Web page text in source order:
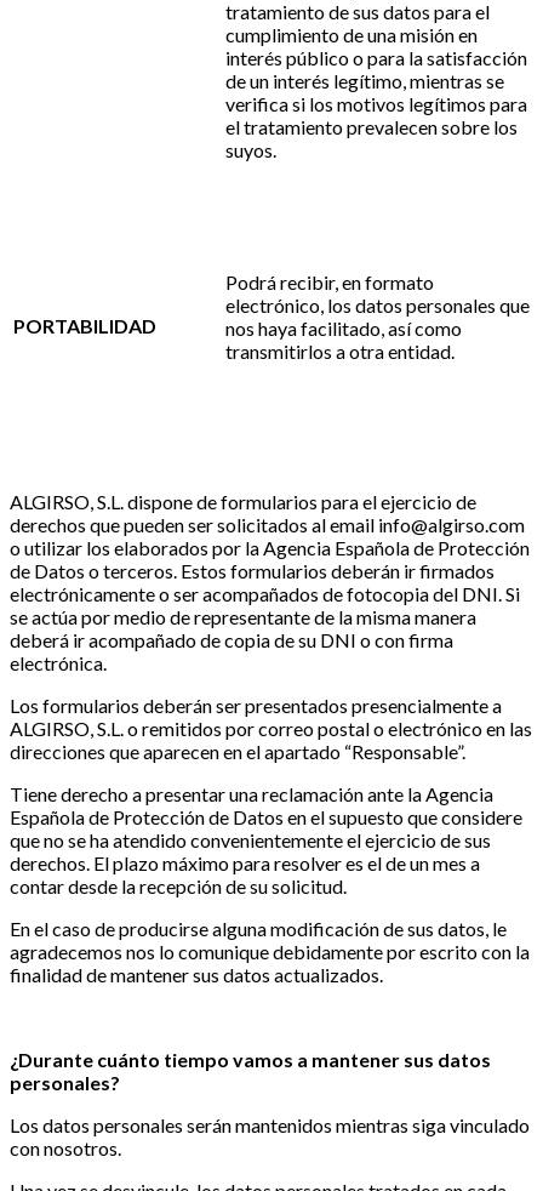
tratamiento de sus datos para el
cumplimiento de una misión en
interés público o para la satisfacción
de un interés legítimo, mientras se
verifica si los motivos legítimos para
el tratamiento prevalecen sobre los
suyos.
PORTABILIDAD
Podrá recibir, en formato
electrónico, los datos personales que
nos haya facilitado, así como
transmitirlos a otra entidad.
ALGIRSO, S.L. dispone de formularios para el ejercicio de
derechos que pueden ser solicitados al email info@algirso.com
o utilizar los elaborados por la Agencia Española de Protección
de Datos o terceros. Estos formularios deberán ir firmados
electrónicamente o ser acompañados de fotocopia del DNI. Si
se actúa por medio de representante de la misma manera
deberá ir acompañado de copia de su DNI o con firma
electrónica.
Los formularios deberán ser presentados presencialmente a
ALGIRSO, S.L. o remitidos por correo postal o electrónico en las
direcciones que aparecen en el apartado “Responsable”.
Tiene derecho a presentar una reclamación ante la Agencia
Española de Protección de Datos en el supuesto que considere
que no se ha atendido convenientemente el ejercicio de sus
derechos. El plazo máximo para resolver es el de un mes a
contar desde la recepción de su solicitud.
En el caso de producirse alguna modificación de sus datos, le
agradecemos nos lo comunique debidamente por escrito con la
finalidad de mantener sus datos actualizados.
¿Durante cuánto tiempo vamos a mantener sus datos
personales?
Los datos personales serán mantenidos mientras siga vinculado
con nosotros.